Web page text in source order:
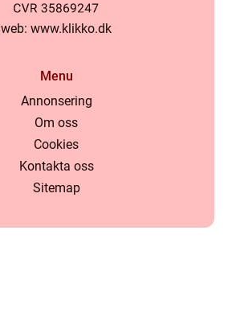
web: www.klikko.dk
Menu
Annonsering
Om oss
Cookies
Kontakta oss
Sitemap